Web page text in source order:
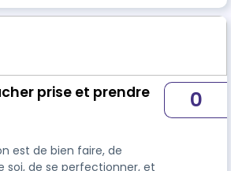
prendre du recul,
prise et prendre
est de bien faire, de
soi, de se perfectionner, et
0